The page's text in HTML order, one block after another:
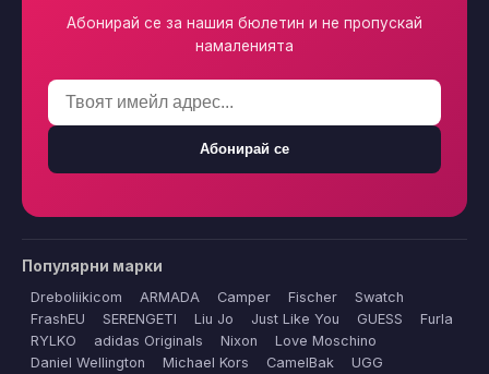
Абонирай се за нашия бюлетин и не пропускай
намаленията
Абонирай се
Популярни марки
Dreboliikicom ARMADA Camper Fischer
Swatch
FrashEU
SERENGETI Liu Jo Just Like You GUESS
Furla
RYLKO
adidas Originals Nixon
Love Moschino
Daniel Wellington
Michael Kors CamelBak
UGG